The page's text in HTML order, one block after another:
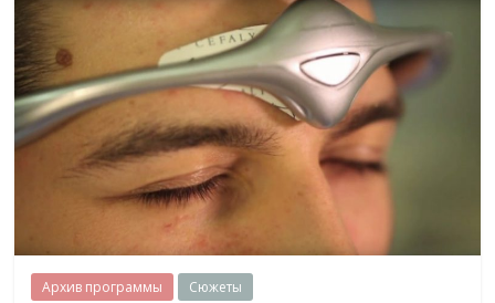
Архив программы Сюжеты